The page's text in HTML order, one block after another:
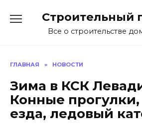
содержанию
Строительный
Все о строительстве
ГЛАВНАЯ » НОВОСТИ
Зима в КСК
Конные прогулки,
езда, ледовый